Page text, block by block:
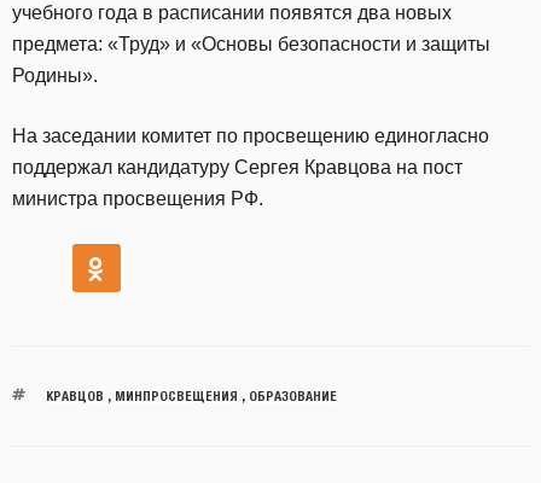
учебного года в расписании появятся два новых
предмета: «Труд» и «Основы безопасности и защиты
Родины».
На заседании комитет по просвещению единогласно
поддержал кандидатуру Сергея Кравцова на пост
министра просвещения РФ.
КРАВЦОВ МИНПРОСВЕЩЕНИЯ ОБРАЗОВАНИЕ